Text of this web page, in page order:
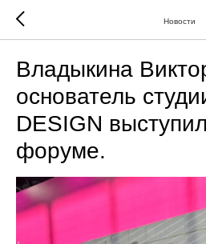
Новости
Владыкина
основатель
DESIGN
форуме.